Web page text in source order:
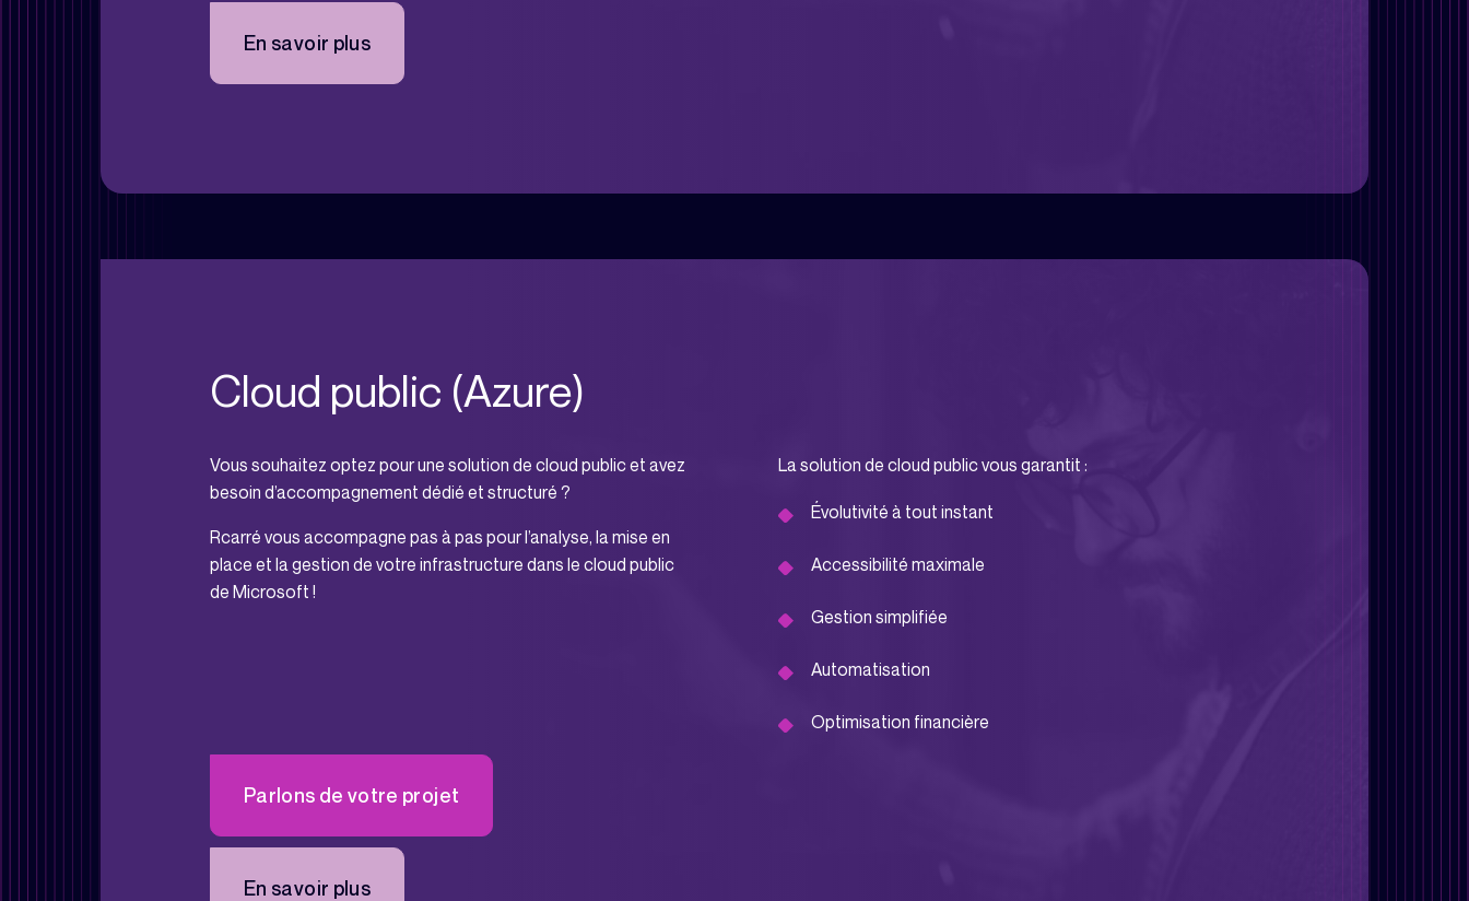
En savoir plus
Cloud public (Azure)
Vous souhaitez optez pour une solution de cloud public et avez
besoin d’accompagnement dédié et structuré ?
Rcarré vous accompagne pas à pas pour l’analyse, la mise en
place et la gestion de votre infrastructure dans le cloud public
de Microsoft !
Parlons de votre projet
En savoir plus
La solution de cloud public vous garantit :
Évolutivité à tout instant
Accessibilité maximale
Gestion simplifiée
Automatisation
Optimisation financière